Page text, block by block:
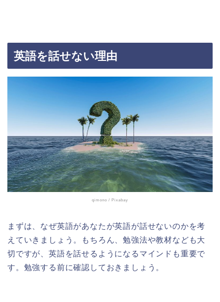
英語を話せない理由
qimono / Pixabay
まずは、なぜ英語があなたが英語が話せないのかを考
えていきましょう。もちろん、勉強法や教材なども大
切ですが、英語を話せるようになるマインドも重要で
す。勉強する前に確認しておきましょう。